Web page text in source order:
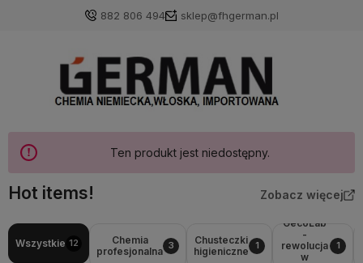
882 806 494 sklep@fhgerman.pl
Ten produkt jest niedostępny.
Hot items! Zobacz więcej
Wszystkie 12
Chemia
profesjonalna 3
Chusteczki
higieniczne
1
GecoLab
-
rewolucja
w
1